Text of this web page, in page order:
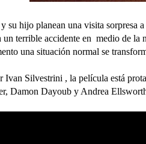
su hijo planean una visita sorpresa
un terrible accidente en medio de
una situación normal se
Ivan Silvestrini , la película está
Damon Dayoub y Andrea